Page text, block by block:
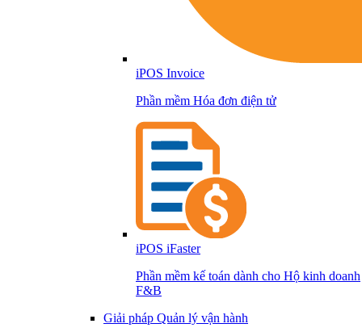
iPOS Invoice
Phần mềm Hóa đơn điện tử
iPOS iFaster
Phần mềm kế toán dành cho Hộ kinh doanh
F&B
Giải pháp Quản lý vận hành